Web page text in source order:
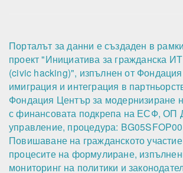
Порталът за данни е създаден в
проект "Инициатива за гражданска
(civic hacking)", изпълнен от
имиграция и интеграция в
Фондация Център за модернизиране
с финансовата подкрепа на ЕСФ, ОП
управление, процедура:
Повишаване на гражданското
процесите на формулиране,
мониторинг на политики и